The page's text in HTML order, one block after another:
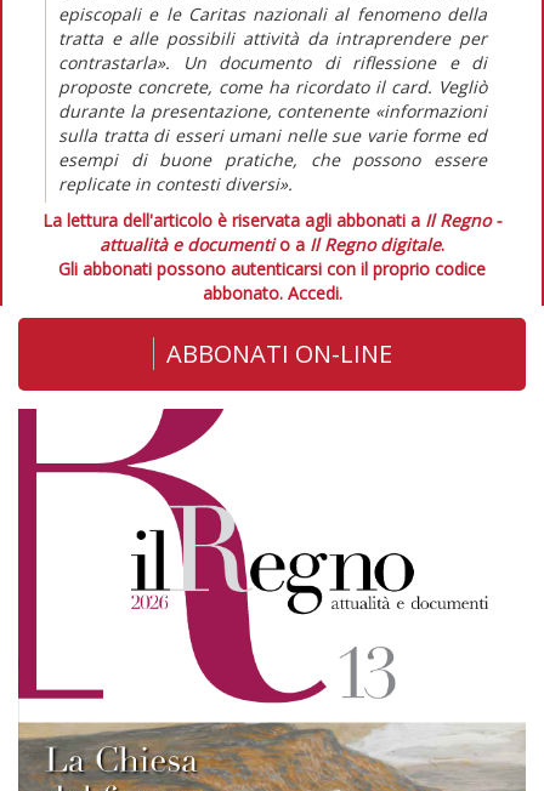
episcopali e le Caritas nazionali al fenomeno della
tratta e alle possibili attività da intraprendere per
contrastarla». Un documento di riflessione e di
proposte concrete, come ha ricordato il card. Vegliò
durante la presentazione, contenente «informazioni
sulla tratta di esseri umani nelle sue varie forme ed
esempi di buone pratiche, che possono essere
replicate in contesti diversi».
La lettura dell'articolo è riservata agli abbonati a Il Regno -
attualità e documentio a Il Regno digitale.
Gli abbonati possono autenticarsi con il proprio codice
abbonato. Accedi.
ABBONATI ON-LINE